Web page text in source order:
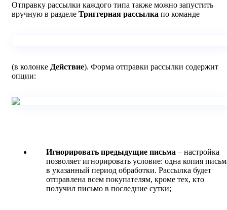
Отправку рассылки каждого типа также можно запустить
вручную в разделе Триггерная рассылка по команде
(в колонке Действие). Форма отправки рассылки содержит
опции:
Игнорировать предыдущие письма – настройка
позволяет игнорировать условие: одна копия
в указанный период обработки. Рассылка будет
отправлена всем покупателям, кроме тех, кто
получил письмо в последние сутки;